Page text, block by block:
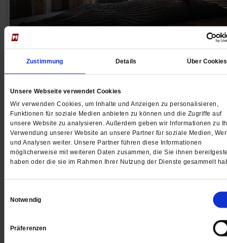
Zustimmung Details Über Cookies
Unsere Webseite verwendet Cookies
Wir verwenden Cookies, um Inhalte und Anzeigen zu personalisieren,
Funktionen für soziale Medien anbieten zu können und die Zugriffe auf
unsere Website zu analysieren. Außerdem geben wir Informationen zu
Verwendung unserer Website an unsere Partner für soziale Medien,
und Analysen weiter. Unsere Partner führen diese Informationen
möglicherweise mit weiteren Daten zusammen, die Sie ihnen
haben oder die sie im Rahmen Ihrer Nutzung der Dienste gesammelt
Notwendig
Präferenzen
In der Kirche gestrandet
Ein 14 Meter langer Buckelwal liegt im Kirchenschiff
St. Gertrud in Köln. Die monumentale Skulptur von Gil
Shachar entstand nach dem Abdruck eines echten
und brauchte von der ersten Idee bis zur Fertigstellung